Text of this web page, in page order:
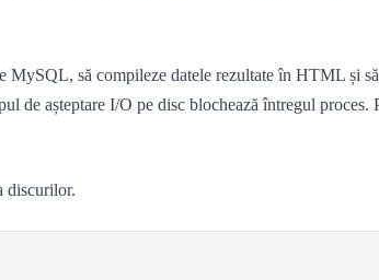
MySQL, să compileze datele rezultate în HTML și
de așteptare I/O pe disc blochează întregul
discurilor.